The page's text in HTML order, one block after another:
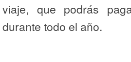
viaje, que podrás
durante todo el año.